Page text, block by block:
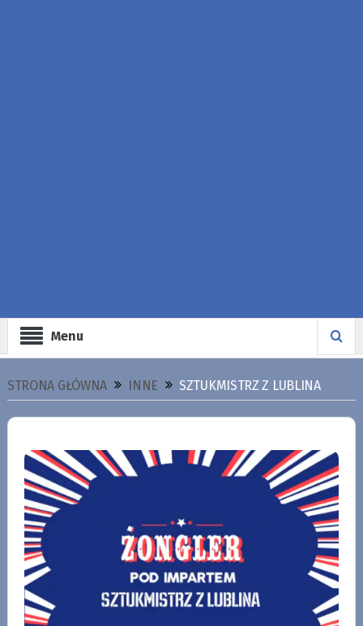
Menu
STRONA GŁÓWNA INNE SZTUKMISTRZ Z LUBLINA